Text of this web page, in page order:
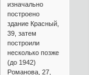
изначально
построено
здание Красный,
39, затем
построили
несколько позже
(до 1942)
Романова, 27,